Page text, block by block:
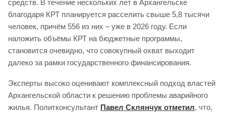
средств. В течение нескольких лет в Архангельске
благодаря КРТ планируется расселить свыше 5,8 тысячи
человек, причём 556 из них – уже в 2026 году. Если
наложить объёмы КРТ на бюджетные программы,
становится очевидно, что совокупный охват выходит
далеко за рамки государственного финансирования.
Эксперты высоко оценивают комплексный подход властей
Архангельской области к решению проблемы аварийного
жилья. Политконсультант Павел Склянчук отметил, что,